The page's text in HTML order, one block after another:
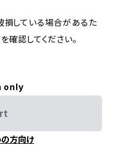
している場合があるた
確認してください。
only
方向け